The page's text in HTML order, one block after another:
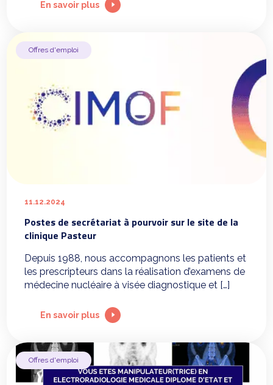
En savoir plus
Offres d'emploi
11.12.2024
Postes de secrétariat à pourvoir sur le site de la
clinique Pasteur
Depuis 1988, nous accompagnons les patients et
les prescripteurs dans la réalisation d’examens de
médecine nucléaire à visée diagnostique et […]
En savoir plus
Offres d'emploi